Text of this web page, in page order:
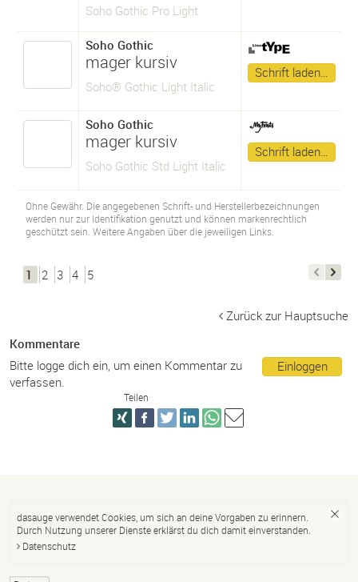
Soho Gothic Pro Light
Soho Gothic
mager kursiv
Soho® Gothic Light Italic
Schrift laden…
Soho Gothic
mager kursiv
Soho Gothic Std Light Italic
Schrift laden…
Ohne Gewähr. Die angegebenen Schrift- und Herstellerbezeichnungen
werden nur zur Identifikation genutzt und können markenrechtlich
geschützt sein. Weitere Angaben über die jeweiligen Links.
1 2 3 4 5
Zurück zur Hauptsuche
Kommentare
Einloggen
Bitte logge dich ein, um einen Kommentar zu
verfassen.
Teilen
dasauge verwendet Cookies, um sich an deine Vorgaben zu erinnern.
Durch Nutzung unserer Dienste erklärst du dich damit einverstanden.
Datenschutz